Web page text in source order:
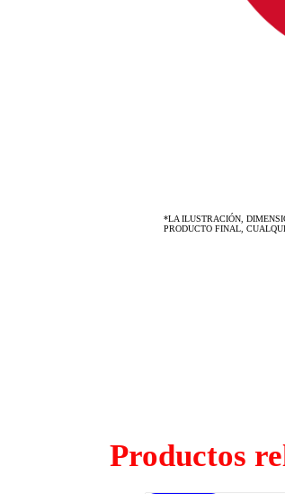
*LA ILUSTRACIÓN,
PRODUCTO FINAL,
Productos